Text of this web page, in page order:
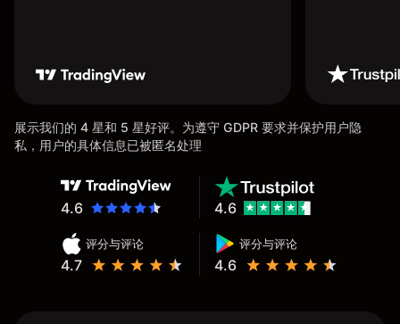
展示我们的 4 星和 5 星好评。为遵守 GDPR 要求并保护用户隐
私，用户的具体信息已被匿名处理
4.6
评分与评论
4.7
评分与评论
4.6
4.6